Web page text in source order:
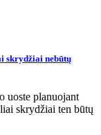
skrydžiai nebūtų
uoste planuojant
skrydžiai ten būtų